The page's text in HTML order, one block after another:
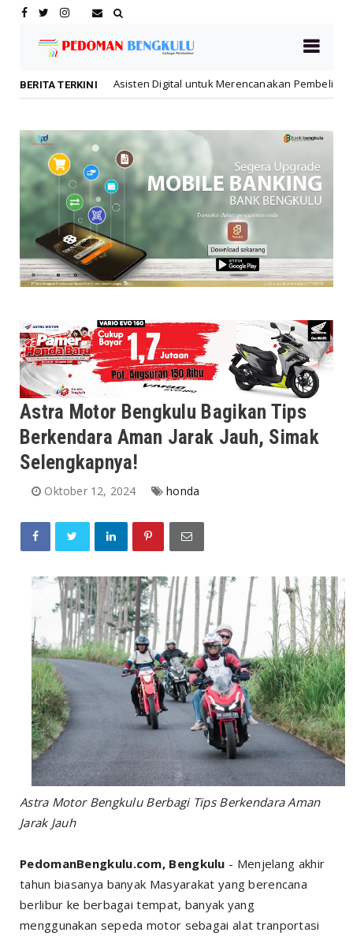
BERITA TERKINI
Asisten Digital untuk Merencanakan Pembelian Motor Honda
Astra Motor Bengkulu Bagikan Tips
Berkendara Aman Jarak Jauh, Simak
Selengkapnya!
Oktober 12, 2024 honda
Astra Motor Bengkulu Berbagi Tips Berkendara Aman
Jarak Jauh
PedomanBengkulu.com, Bengkulu - Menjelang akhir
tahun biasanya banyak Masyarakat yang berencana
berlibur ke berbagai tempat, banyak yang
menggunakan sepeda motor sebagai alat tranportasi